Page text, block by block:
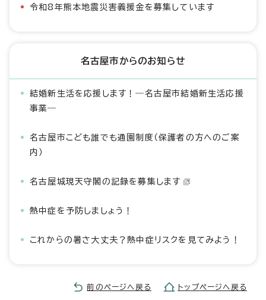
令和8年熊本地震災害義援金を募集しています
名古屋市からのお知らせ
結婚新生活を応援します！―名古屋市結婚新生活応援
事業―
名古屋市こども誰でも通園制度（保護者の方へのご案
内）
名古屋城現天守閣の記録を募集します
熱中症を予防しましょう！
これからの暑さ大丈夫？熱中症リスクを見てみよう！
前のページへ戻る トップページへ戻る